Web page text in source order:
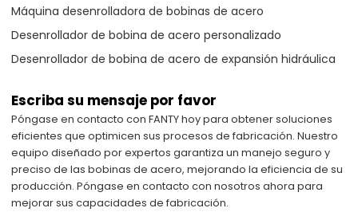
Máquina desenrolladora de bobinas de acero
Desenrollador de bobina de acero personalizado
Desenrollador de bobina de acero de expansión hidráulica
Escriba su mensaje por favor
Póngase en contacto con FANTY hoy para obtener soluciones
eficientes que optimicen sus procesos de fabricación. Nuestro
equipo diseñado por expertos garantiza un manejo seguro y
preciso de las bobinas de acero, mejorando la eficiencia de su
producción. Póngase en contacto con nosotros ahora para
mejorar sus capacidades de fabricación.